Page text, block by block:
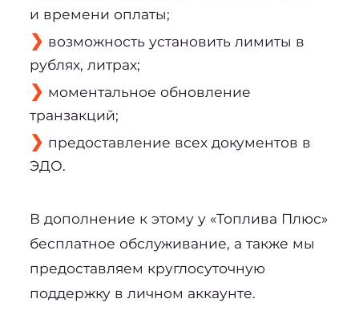
и времени оплаты;
возможность установить лимиты в
рублях, литрах;
моментальное обновление
транзакций;
предоставление всех документов в
ЭДО.
В дополнение к этому у «Топлива Плюс»
бесплатное обслуживание, а также мы
предоставляем круглосуточную
поддержку в личном аккаунте.